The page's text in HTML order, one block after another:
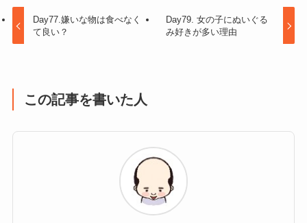
Day77.嫌いな物は食べなく
て良い？
Day79. 女の子にぬいぐる
み好きが多い理由
この記事を書いた人